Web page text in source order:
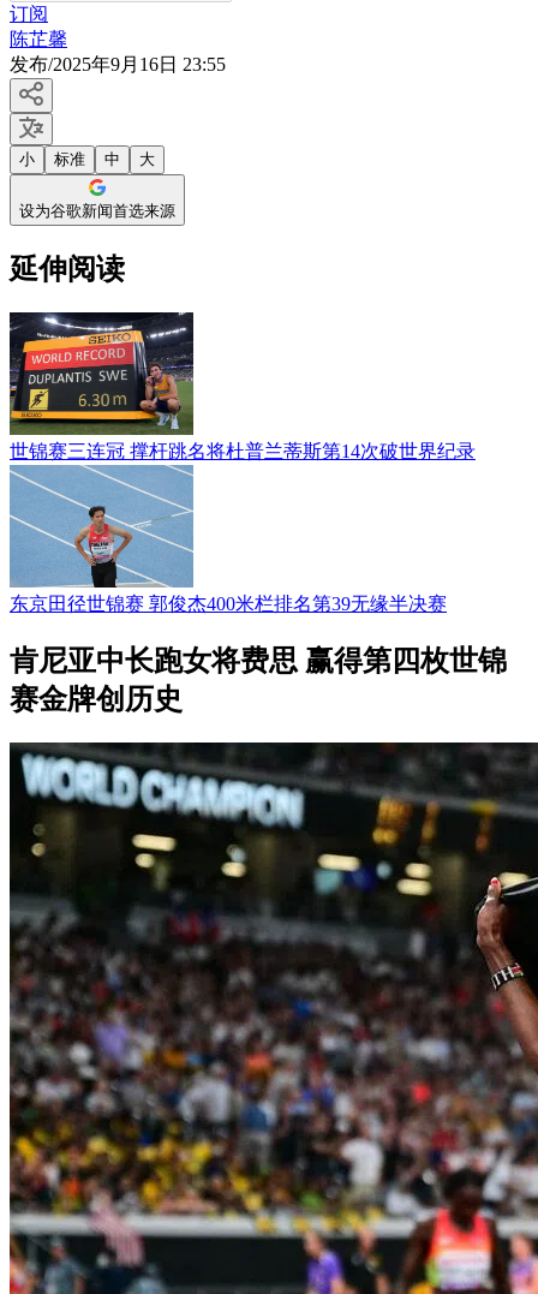
订阅
陈芷馨
发布/2025年9月16日 23:55
小 标准 中 大
设为谷歌新闻首选来源
延伸阅读
世锦赛三连冠 撑杆跳名将杜普兰蒂斯第14次破世界纪录
东京田径世锦赛 郭俊杰400米栏排名第39无缘半决赛
肯尼亚中长跑女将费思 赢得第四枚世锦
赛金牌创历史